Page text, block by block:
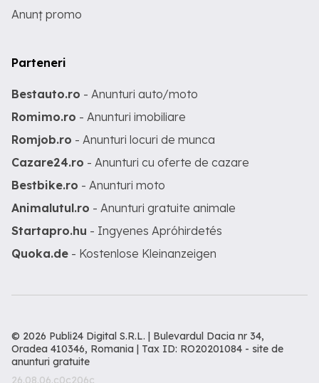
Anunț promo
Parteneri
Bestauto.ro - Anunturi auto/moto
Romimo.ro - Anunturi imobiliare
Romjob.ro - Anunturi locuri de munca
Cazare24.ro - Anunturi cu oferte de cazare
Bestbike.ro - Anunturi moto
Animalutul.ro - Anunturi gratuite animale
Startapro.hu - Ingyenes Apróhirdetés
Quoka.de - Kostenlose Kleinanzeigen
© 2026 Publi24 Digital S.R.L. | Bulevardul Dacia nr 34,
Oradea 410346, Romania | Tax ID: RO20201084 - site de
anunturi gratuite
26.08.06.c0c206c